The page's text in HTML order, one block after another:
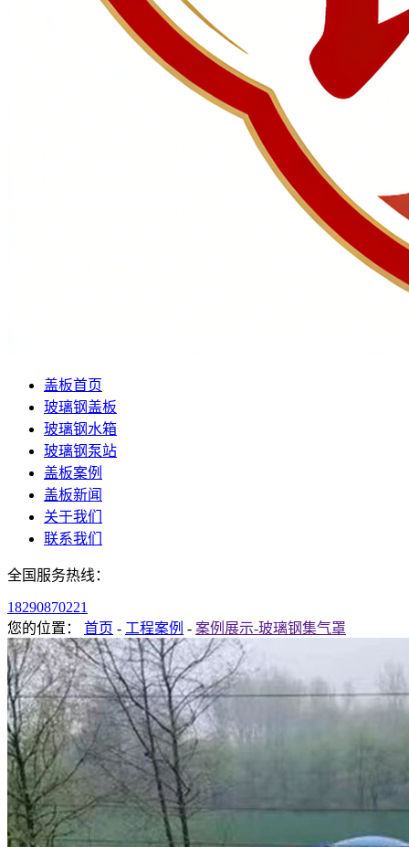
盖板首页
玻璃钢盖板
玻璃钢水箱
玻璃钢泵站
盖板案例
盖板新闻
关于我们
联系我们
全国服务热线：
18290870221
您的位置： 首页 - 工程案例 - 案例展示-玻璃钢集气罩